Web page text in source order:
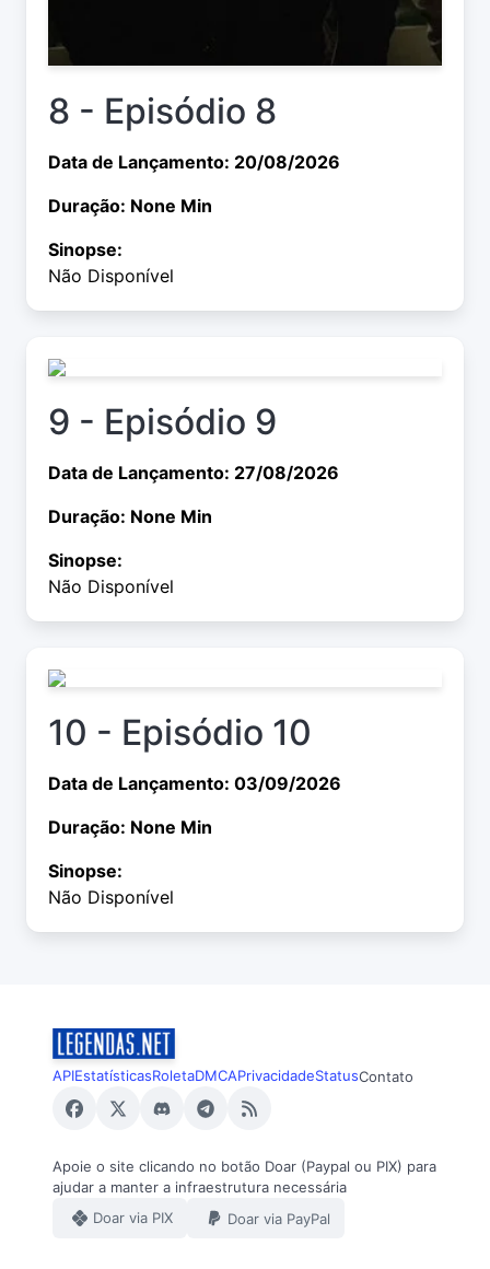
8 - Episódio 8
Data de Lançamento: 20/08/2026
Duração: None Min
Sinopse:
Não Disponível
9 - Episódio 9
Data de Lançamento: 27/08/2026
Duração: None Min
Sinopse:
Não Disponível
10 - Episódio 10
Data de Lançamento: 03/09/2026
Duração: None Min
Sinopse:
Não Disponível
APIEstatísticasRoletaDMCAPrivacidadeStatusContato
Apoie o site clicando no botão Doar (Paypal ou PIX) para
ajudar a manter a infraestrutura necessária
Doar via PIX
Doar via PayPal